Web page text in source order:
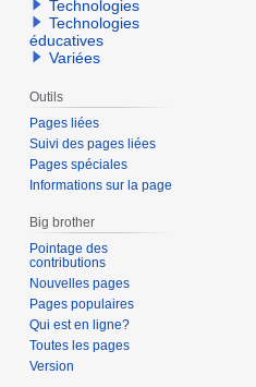
Technologies
Technologies
éducatives
Variées
Outils
Pages liées
Suivi des pages liées
Pages spéciales
Informations sur la page
Big brother
Pointage des
contributions
Nouvelles pages
Pages populaires
Qui est en ligne?
Toutes les pages
Version